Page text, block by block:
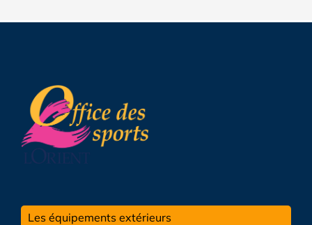
Les équipements extérieurs